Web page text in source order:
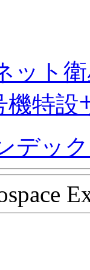
ット
機特設
デッ